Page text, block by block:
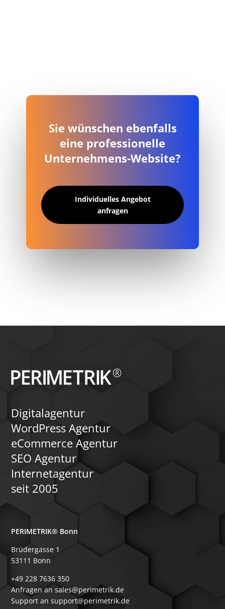
Sie wünschen ebenfalls
eine professionelle
Unternehmens-Website?
Individuelles Angebot
anfragen
Digitalagentur
WordPress Agentur
eCommerce Agentur
SEO Agentur
Internetagentur
seit 2005
PERIMETRIK® Bonn
Brüdergasse 1
53111 Bonn
+49 228 7636 350
Anfragen an sales@perimetrik.de
Support an support@perimetrik.de